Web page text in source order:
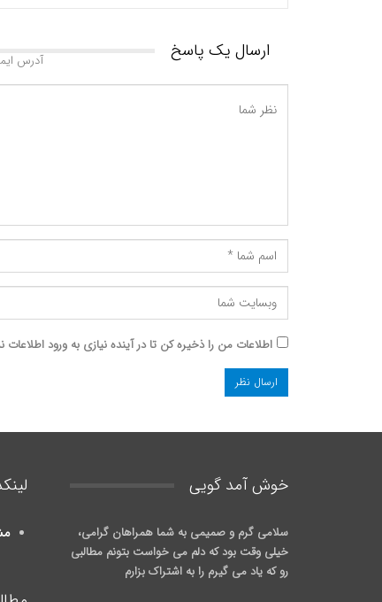
ارسال یک پاسخ آدرس
اطلاعات من را ذخیره کن تا در آینده نیازی به ورود اطلاعات
خوش آمد گويی
سلامی گرم و صمیمی به شما همراهان گرامی،
خیلی وقت بود که دلم می خواست بتونم مطالبی
رو که یاد می گیرم را به اشتراک بزارم